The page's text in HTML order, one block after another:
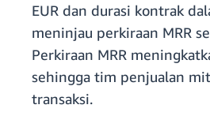
EUR dan durasi kontrak
meninjau perkiraan MRR
Perkiraan MRR
sehingga tim penjualan
transaksi.